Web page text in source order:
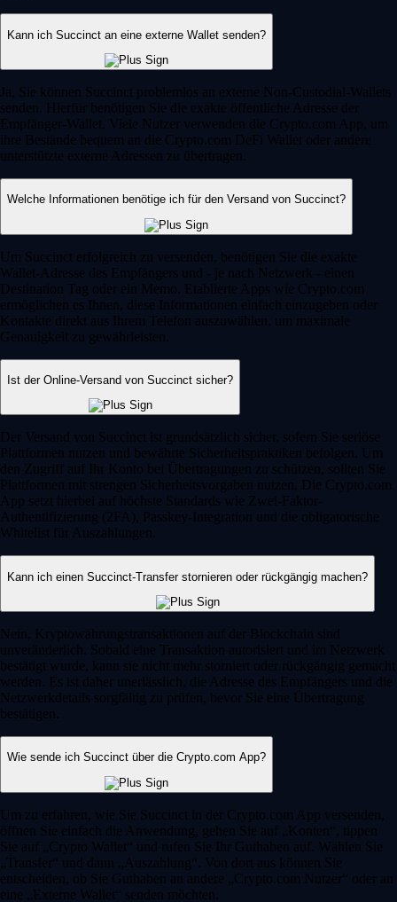
Kann ich Succinct an eine externe Wallet senden?
Ja, Sie können Succinct problemlos an externe Non-Custodial-Wallets
senden. Hierfür benötigen Sie die exakte öffentliche Adresse der
Empfänger-Wallet. Viele Nutzer verwenden die Crypto.com App, um
ihre Bestände bequem an die Crypto.com DeFi Wallet oder andere
unterstützte externe Adressen zu übertragen.
Welche Informationen benötige ich für den Versand von Succinct?
Um Succinct erfolgreich zu versenden, benötigen Sie die exakte
Wallet-Adresse des Empfängers und - je nach Netzwerk - einen
Destination Tag oder ein Memo. Etablierte Apps wie Crypto.com
ermöglichen es Ihnen, diese Informationen einfach einzugeben oder
Kontakte direkt aus Ihrem Telefon auszuwählen, um maximale
Genauigkeit zu gewährleisten.
Ist der Online-Versand von Succinct sicher?
Der Versand von Succinct ist grundsätzlich sicher, sofern Sie seriöse
Plattformen nutzen und bewährte Sicherheitspraktiken befolgen. Um
den Zugriff auf Ihr Konto bei Übertragungen zu schützen, sollten Sie
Plattformen mit strengen Sicherheitsvorgaben nutzen. Die Crypto.com
App setzt hierbei auf höchste Standards wie Zwei-Faktor-
Authentifizierung (2FA), Passkey-Integration und die obligatorische
Whitelist für Auszahlungen.
Kann ich einen Succinct-Transfer stornieren oder rückgängig machen?
Nein, Kryptowährungstransaktionen auf der Blockchain sind
unveränderlich. Sobald eine Transaktion autorisiert und im Netzwerk
bestätigt wurde, kann sie nicht mehr storniert oder rückgängig gemacht
werden. Es ist daher unerlässlich, die Adresse des Empfängers und die
Netzwerkdetails sorgfältig zu prüfen, bevor Sie eine Übertragung
bestätigen.
Wie sende ich Succinct über die Crypto.com App?
Um zu erfahren, wie Sie Succinct in der Crypto.com App versenden,
öffnen Sie einfach die Anwendung, gehen Sie auf „Konten“, tippen
Sie auf „Crypto Wallet“ und rufen Sie Ihr Guthaben auf. Wählen Sie
„Transfer“ und dann „Auszahlung“. Von dort aus können Sie
entscheiden, ob Sie Guthaben an andere „Crypto.com Nutzer“ oder an
eine „Externe Wallet“ senden möchten.